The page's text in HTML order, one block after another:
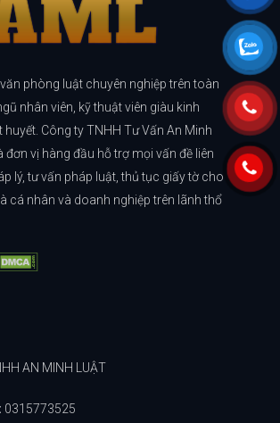
phòng luật chuyên nghiệp trên toàn
nhân viên, kỹ thuật viên giàu kinh
huyết. Công ty TNHH Tư Vấn An Minh
đơn vị hàng đầu hỗ trợ mọi vấn đề liên
lý, tư vấn pháp luật, thủ tục giấy tờ cho
cá nhân và doanh nghiệp trên lãnh thổ
AN MINH LUẬT
0315773525